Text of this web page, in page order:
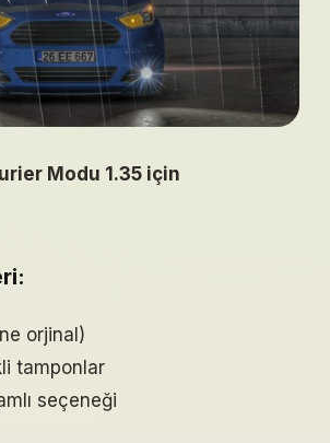
Modu 1.35 için
orjinal)
tamponlar
seçeneği